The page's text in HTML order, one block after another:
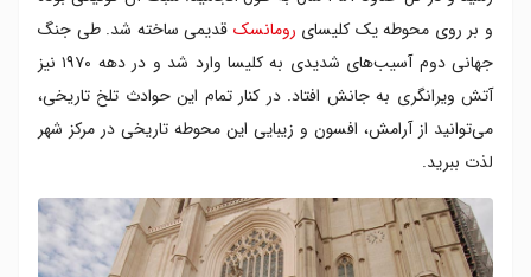
و بر روی محوطه یک کلیسای رومانسک قدیمی ساخته شد. طی جنگ
جهانی دوم آسیب‌های شدیدی به کلیسا وارد شد و در دهه ۱۹۷۰ نیز
آتش ویرانگری به جانش افتاد. در کنار تمام این حوادث تلخ تاریخی،
می‌توانید از آرامش، افسون و زیبایی این محوطه تاریخی در مرکز شهر
لذت ببرید.